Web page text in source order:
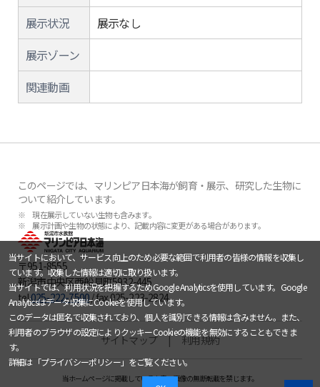
展示状況
展示なし
展示ゾーン
関連動画
このページでは、マリンピア日本海が飼育・展示、研究した生物に
ついて紹介しています。
※ 現在展示していない生物も含みます。
※ 展示計画や生物の状態により、記載内容に変更がある場合があります。
〒951-8555
新潟市中央区西船見町5932-445
tel.025-222-7500/ fax.025-223-2824
サイトマップ 利用規約
当ホームページに掲載している文章・画像の無断転載を禁じます。
当サイトにおいて、サービス向上のため必要な範囲で利用者の皆様の情報を収集し
ています。収集した情報は適切に取り扱います。
当サイトでは、利用状況を把握するためGoogle Analyticsを使用しています。Google
Analyticsはデータ収集にCookieを使用しています。
このデータは匿名で収集されており、個人を識別できる情報は含みません。また、
利用者のブラウザの設定によりクッキーCookieの機能を無効にすることもできま
す。
詳細は「プライバシーポリシー」をご覧ください。